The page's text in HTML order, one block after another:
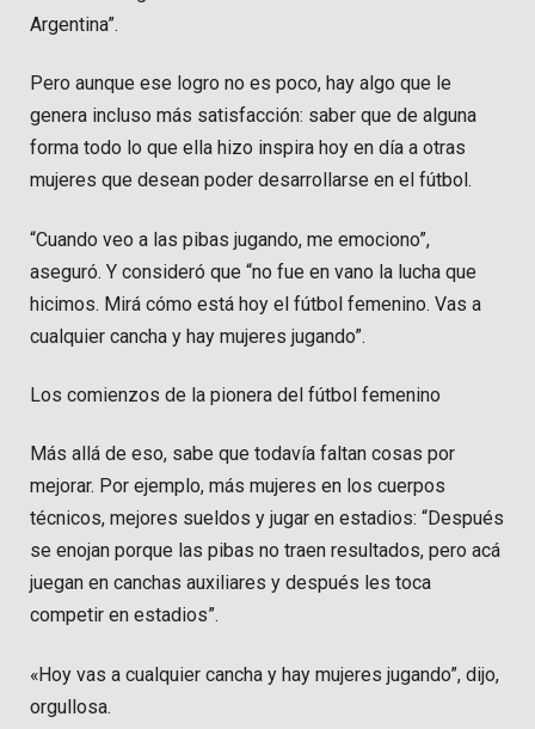
Argentina”.
Pero aunque ese logro no es poco, hay algo que le
genera incluso más satisfacción: saber que de alguna
forma todo lo que ella hizo inspira hoy en día a otras
mujeres que desean poder desarrollarse en el fútbol.
“Cuando veo a las pibas jugando, me emociono”,
aseguró. Y consideró que “no fue en vano la lucha que
hicimos. Mirá cómo está hoy el fútbol femenino. Vas a
cualquier cancha y hay mujeres jugando”.
Los comienzos de la pionera del fútbol femenino
Más allá de eso, sabe que todavía faltan cosas por
mejorar. Por ejemplo, más mujeres en los cuerpos
técnicos, mejores sueldos y jugar en estadios: “Después
se enojan porque las pibas no traen resultados, pero acá
juegan en canchas auxiliares y después les toca
competir en estadios”.
«Hoy vas a cualquier cancha y hay mujeres jugando”, dijo,
orgullosa.